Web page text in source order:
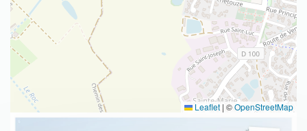
Leaflet | ©OpenStreetMap